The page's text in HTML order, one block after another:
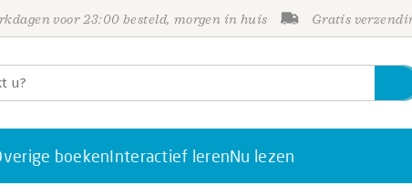
voor 23:00 besteld, morgen in huis Gratis
boekenInteractief lerenNu lezen